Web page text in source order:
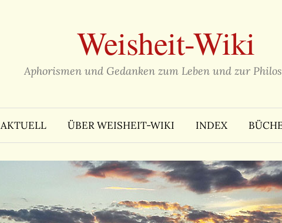
Weisheit-Wiki
Aphorismen und Gedanken zum Leben und zur
AKTUELL ÜBER WEISHEIT-WIKI INDEX